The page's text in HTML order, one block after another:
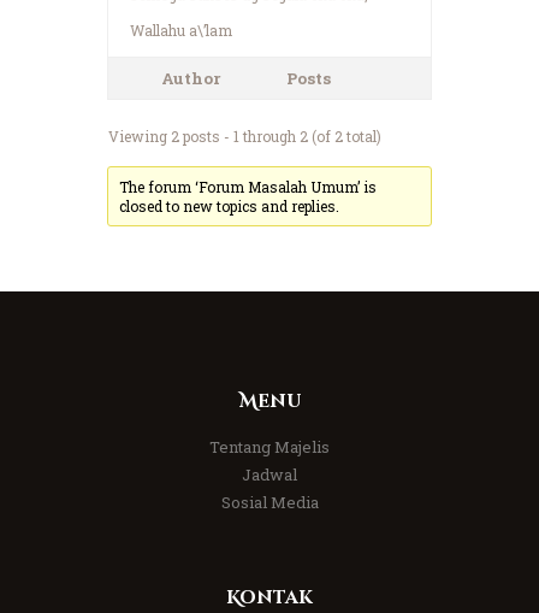
Wallahu a\’lam
Author Posts
Viewing 2 posts - 1 through 2 (of 2 total)
The forum ‘Forum Masalah Umum’ is
closed to new topics and replies.
Menu
Tentang Majelis
Jadwal
Sosial Media
Kontak